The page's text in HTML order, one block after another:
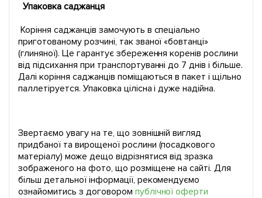
Упаковка саджанця
Коріння саджанців замочують в спеціально
приготованому розчині, так званої «бовтанці»
(глиняної). Це гарантує збереження коренів рослини
від підсихання при транспортуванні до 7 днів і більше.
Далі коріння саджанців поміщаються в пакет і щільно
паллетіруется. Упаковка цілісна і дуже надійна.
Звертаємо увагу на те, що зовнішній вигляд
придбаної та вирощеної рослини (посадкового
матеріалу) може дещо відрізнятися від зразка
зображеного на фото, що розміщене на сайті. Для
більш детальної інформації, рекомендуємо
ознайомитись з договором публічної оферти